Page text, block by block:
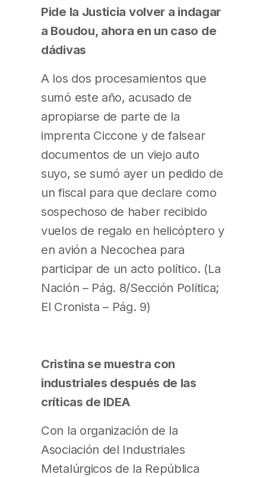
Pide la Justicia volver a indagar
a Boudou, ahora en un caso de
dádivas
A los dos procesamientos que
sumó este año, acusado de
apropiarse de parte de la
imprenta Ciccone y de falsear
documentos de un viejo auto
suyo, se sumó ayer un pedido de
un fiscal para que declare como
sospechoso de haber recibido
vuelos de regalo en helicóptero y
en avión a Necochea para
participar de un acto político. (La
Nación – Pág. 8/Sección Política;
El Cronista – Pág. 9)
Cristina se muestra con
industriales después de las
críticas de IDEA
Con la organización de la
Asociación del Industriales
Metalúrgicos de la República